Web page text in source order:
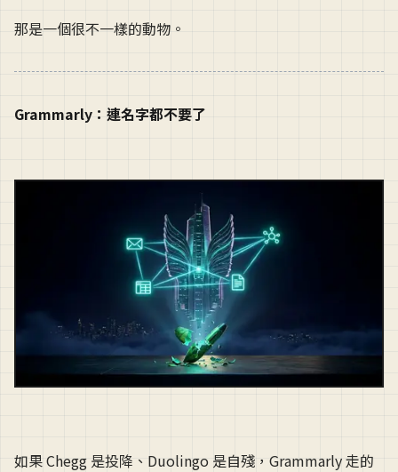
那是一個很不一樣的動物。
Grammarly：連名字都不要了
如果 Chegg 是投降、Duolingo 是自殘，Grammarly 走的